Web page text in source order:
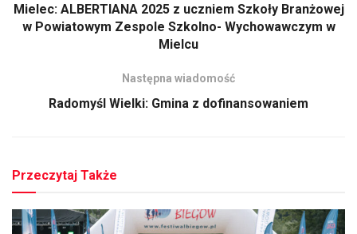
Mielec: ALBERTIANA 2025 z uczniem Szkoły Branżowej
w Powiatowym Zespole Szkolno- Wychowawczym w
Mielcu
Następna wiadomość
Radomyśl Wielki: Gmina z dofinansowaniem
Przeczytaj Także